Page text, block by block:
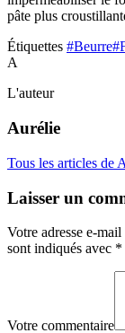
pâte plus
Étiquettes #Beurre
A
L'auteur
Aurélie
Tous les articles de
Laisser un
Votre adresse e-
sont indiqués avec *
Votre commentaire